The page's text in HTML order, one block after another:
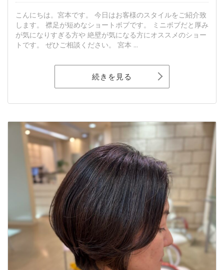
こんにちは。宮本です。 今日はお客様のスタイルをご紹介致
します。 襟足が短めなショートボブです。 ミニボブだと厚み
が気になりすぎる方や 絶壁が気になる方にオススメのショー
トです。 ぜひご相談ください。 宮本 ...
続きを見る